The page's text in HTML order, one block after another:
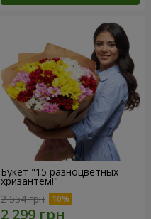
Букет "15 разноцветных
хризантем!"
2 554 грн